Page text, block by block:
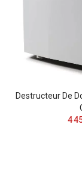
Destructeur De
4